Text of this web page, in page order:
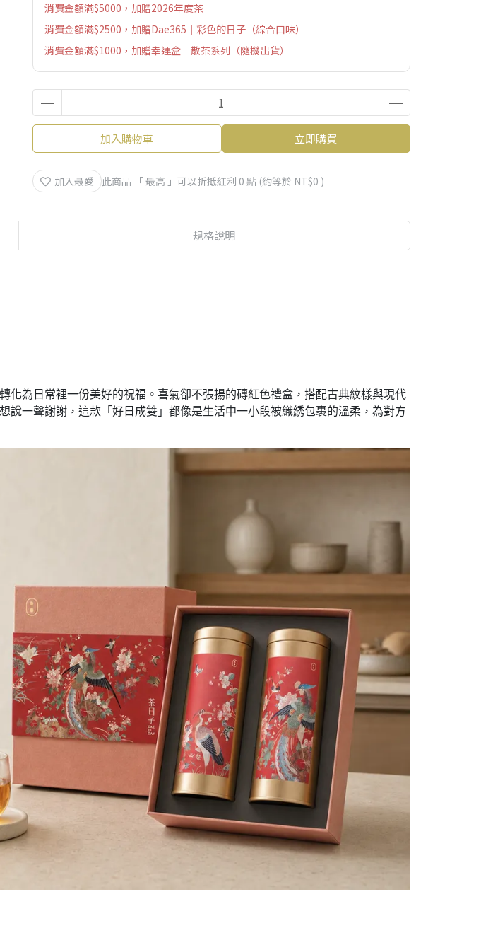
消費金額滿$5000，加贈2026年度茶
消費金額滿$2500，加贈Dae365｜彩色的日子（綜合口味）
消費金額滿$1000，加贈幸運盒｜散茶系列（隨機出貨）
加入購物車 立即購買
加入最愛 此商品 「 最高 」可以折抵紅利 0 點 (約等於 NT$0 )
規格說明
為日常裡一份美好的祝福。喜氣卻不張揚的磚紅色禮盒，搭配古典紋樣與現代
一聲謝謝，這款「好日成雙」都像是生活中一小段被織綉包裹的溫柔，為對方